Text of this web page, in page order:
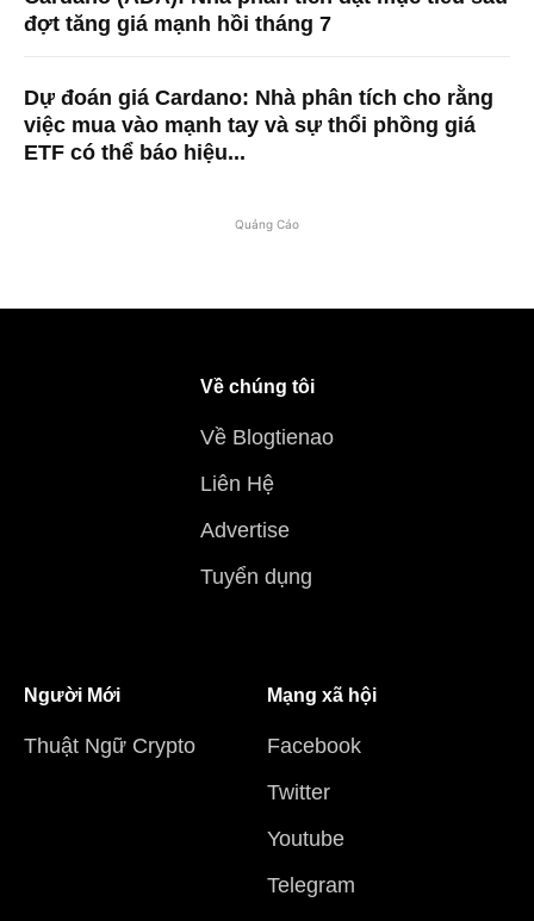
đợt tăng giá mạnh hồi tháng 7
Dự đoán giá Cardano: Nhà phân tích cho rằng
việc mua vào mạnh tay và sự thổi phồng giá
ETF có thể báo hiệu...
Quảng Cáo
Về chúng tôi
Về Blogtienao
Liên Hệ
Advertise
Tuyển dụng
Người Mới
Thuật Ngữ Crypto
Mạng xã hội
Facebook
Twitter
Youtube
Telegram